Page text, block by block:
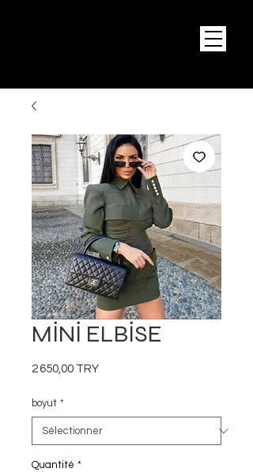
MİNİ ELBİSE
2 650,00 TRYPrix
boyut *
Quantité *